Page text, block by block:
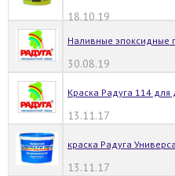
18.10.19
Наливные эпоксидные
30.08.19
Краска Радуга 114
13.11.17
краска Радуга
13.11.17